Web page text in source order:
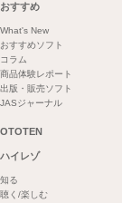
おすすめ
What's New
おすすめソフト
コラム
商品体験レポート
出版・販売ソフト
JASジャーナル
OTOTEN
ハイレゾ
知る
聴く/楽しむ